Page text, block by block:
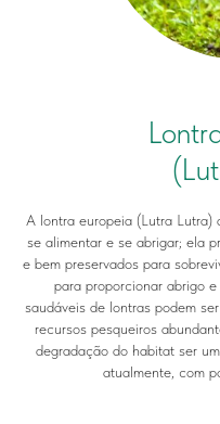
A lontra europeia (Lutra
se alimentar e se abrigar; ela
e bem preservados para
para proporcionar abrigo
saudáveis de lontras podem
recursos pesqueiros
degradação do habitat ser
atualmente, com